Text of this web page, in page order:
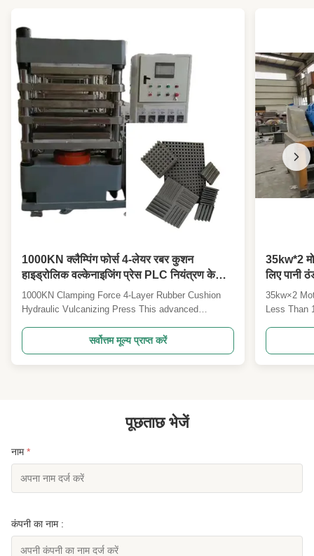
1000KN क्लैम्पिंग फोर्स 4-लेयर रबर कुशन
हाइड्रोलिक वल्केनाइजिंग प्रेस PLC नियंत्रण के
साथ
1000KN Clamping Force 4-Layer Rubber Cushion
Hydraulic Vulcanizing Press This advanced
efficiency production of multi-layered rubber
cushions and components through precise
vulcanization processes. Product Overview Our
सर्वोत्तम मूल्य प्राप्त करें
35kw*2
लिए पानी
35kw×2
Less Than
processing
powder.
पूछताछ भेजें
नाम*
कंपनी का नाम :